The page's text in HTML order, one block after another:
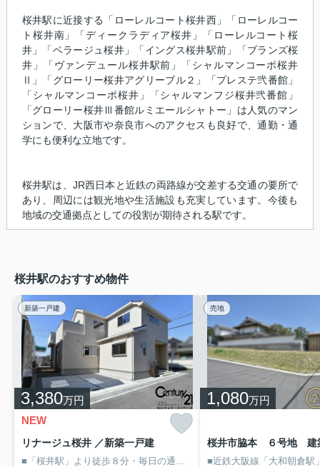
桜井駅に近接する「ローレルコート桜井西」「ローレルコー
ト桜井南」「ディークラディア桜井」「ローレルコート桜
井」「ベラージュ桜井」「イングス桜井駅前」「ブランズ桜
井」「ヴァンデュール桜井駅前」「シャルマンコーポ桜井
Ⅱ」「グローリー桜井アグリーブル２」「プレステ弐番館」
「シャルマンコーポ桜井」「シャルマンフジ桜井弐番館」
「グローリー桜井Ⅲ番館ルミエールシャトー」は人気のマン
ションで、大阪市や奈良市へのアクセスも良好で、通勤・通
学にも便利な立地です。
桜井駅は、JR西日本と近鉄の両路線が交差する交通の要所で
あり、周辺には観光地や生活施設も充実しています。今後も
地域の交通拠点としての役割が期待される駅です。
桜井駅のおすすめ物件
新築一戸建
3,380万円
NEW
リナージュ桜井 ／新築一戸建
■収納スペ
売地
1,080万円